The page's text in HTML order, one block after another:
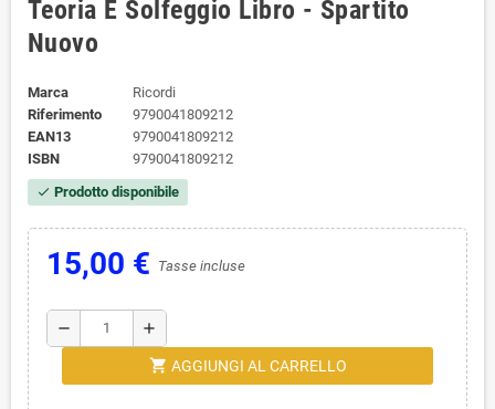
Teoria E Solfeggio Libro - Spartito
Nuovo
Marca
Ricordi
Riferimento
9790041809212
EAN13
9790041809212
ISBN
9790041809212
check Prodotto disponibile
15,00 € Tasse incluse
remove add
shopping_cart AGGIUNGI AL CARRELLO